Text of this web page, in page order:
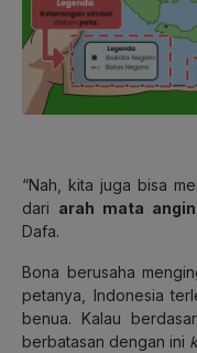
“Nah, kita juga bisa
dari arah mata
Dafa.
Bona berusaha
petanya, Indonesia
benua. Kalau
berbatasan dengan ini